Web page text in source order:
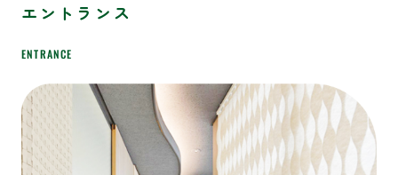
エントランス
ENTRANCE